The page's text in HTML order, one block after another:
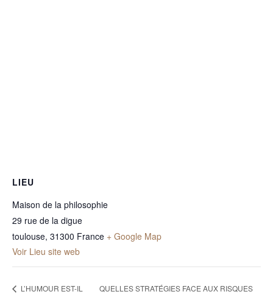
LIEU
Maison de la philosophie
29 rue de la digue
toulouse, 31300 France + Google Map
Voir Lieu site web
L’HUMOUR EST-IL
QUELLES STRATÉGIES FACE AUX RISQUES